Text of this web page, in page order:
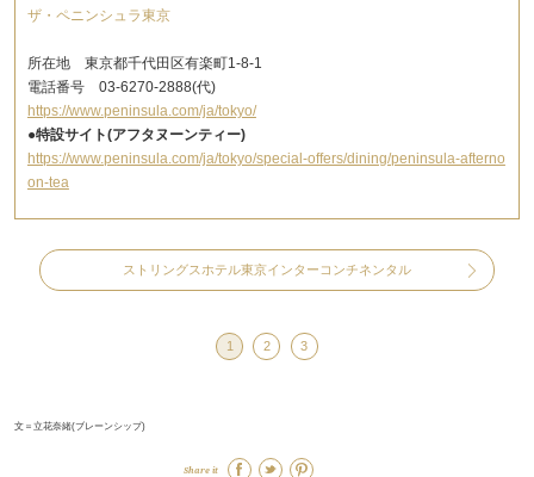
ザ・ペニンシュラ東京
所在地 東京都千代田区有楽町1-8-1
電話番号 03-6270-2888(代)
https://www.peninsula.com/ja/tokyo/
●特設サイト(アフタヌーンティー)
https://www.peninsula.com/ja/tokyo/special-offers/dining/peninsula-afterno
on-tea
ストリングスホテル東京インターコンチネンタル
1 2 3
文＝立花奈緒(ブレーンシップ)
Share it